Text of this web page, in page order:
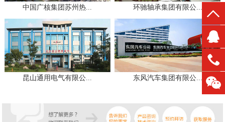
中国广核集团苏州热... 环驰轴承集团有限公...
昆山通用电气有限公... 东风汽车集团有限公...